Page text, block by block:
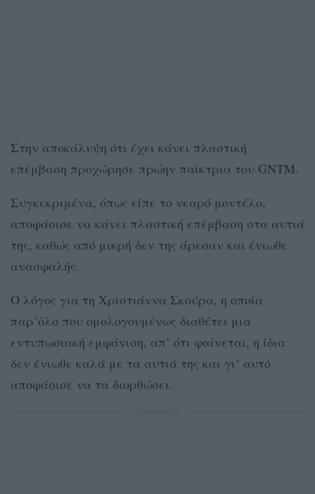
Στην αποκάλυψη ότι έχει κάνει πλαστική
επέμβαση προχώρησε πρώην παίκτρια του GNTM.
Συγκεκριμένα, όπως είπε το νεαρό μοντέλο,
αποφάσισε να κάνει πλαστική επέμβαση στα αυτιά
της, καθώς από μικρή δεν της άρεσαν και ένιωθε
ανασφαλής.
Ο λόγος για τη Χριστιάννα Σκούρα, η οποία
παρ’όλο που ομολογουμένως διαθέτει μια
εντυπωσιακή εμφάνιση, απ’ ότι φαίνεται, η ίδια
δεν ένιωθε καλά με τα αυτιά της και γι’ αυτό
αποφάσισε να τα διορθώσει.